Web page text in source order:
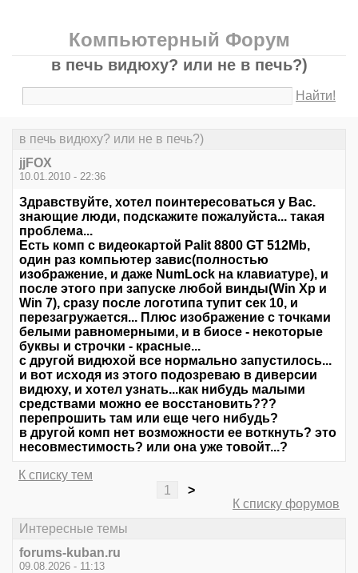
Компьютерный Форум
в печь видюху? или не в печь?)
Найти!
в печь видюху? или не в печь?)
jjFOX
10.01.2010 - 22:36
Здравствуйте, хотел поинтересоваться у Вас.
знающие люди, подскажите пожалуйста... такая
проблема...
Есть комп с видеокартой Palit 8800 GT 512Mb,
один раз компьютер завис(полностью
изображение, и даже NumLock на клавиатуре), и
после этого при запуске любой винды(Win Xp и
Win 7), сразу после логотипа тупит сек 10, и
перезагружается... Плюс изображение с точками
белыми равномерными, и в биосе - некоторые
буквы и строчки - красные...
с другой видюхой все нормально запустилось...
и вот исходя из этого подозреваю в диверсии
видюху, и хотел узнать...как нибудь малыми
средствами можно ее восстановить???
перепрошить там или еще чего нибудь?
в другой комп нет возможности ее воткнуть? это
несовместимость? или она уже товойт...?
К списку тем
1
>
К списку форумов
Интересные темы
forums-kuban.ru
09.08.2026 - 11:13